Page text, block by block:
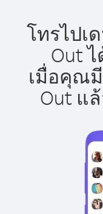
โทรไปเ
Out
เมื่อคุณ
Out แ